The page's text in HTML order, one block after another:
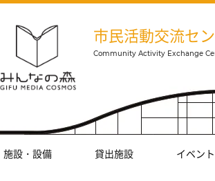
市民活動交流セ
施設・設備 貸出施設 イベン